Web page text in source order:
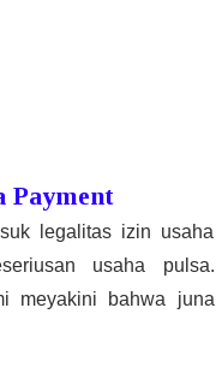
Payment
legalitas izin usaha
usaha pulsa.
meyakini bahwa juna